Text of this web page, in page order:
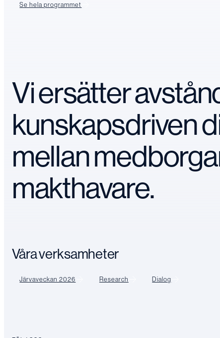
Se hela programmet
Vi ersätter
kunskapsdriven
mellan
makthavare.
Våra verksamheter
Järvaveckan 2026 Research Dialog